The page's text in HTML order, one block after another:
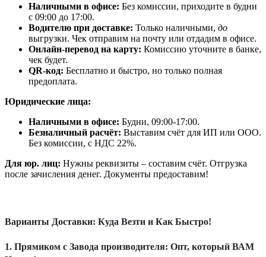
Наличными в офисе: Без комиссии, приходите в будни
с 09:00 до 17:00.
Водителю при доставке: Только наличными, до
выгрузки. Чек отправим на почту или отдадим в офисе.
Онлайн-перевод на карту: Комиссию уточните в банке,
чек будет.
QR-код: Бесплатно и быстро, но только полная
предоплата.
Юридические лица:
Наличными в офисе: Будни, 09:00-17:00.
Безналичный расчёт: Выставим счёт для ИП или ООО.
Без комиссии, с НДС 22%.
Для юр. лиц: Нужны реквизиты – составим счёт. Отгрузка
после зачисления денег. Документы предоставим!
Варианты Доставки: Куда Везти и Как Быстро!
1. Прямиком с Завода производителя: Опт, который ВАМ